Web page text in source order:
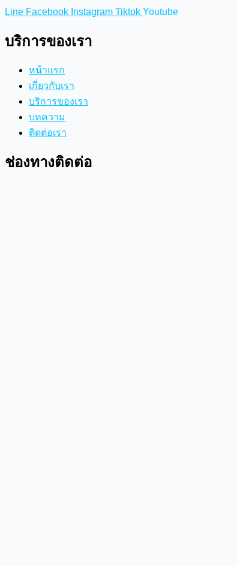
Line Facebook Instagram Tiktok Youtube
บริการของเรา
หน้าแรก
เกี่ยวกับเรา
บริการของเรา
บทความ
ติดต่อเรา
ช่องทางติดต่อ